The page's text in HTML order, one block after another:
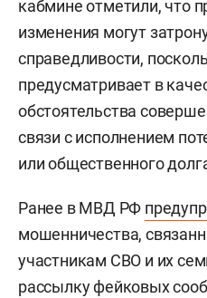
кабмине отметили, что
изменения могут
справедливости,
предусматривает в
обстоятельства
связи с исполнением
или общественного
Ранее в МВД РФ
мошенничества,
участникам СВО и их
рассылку фейковых